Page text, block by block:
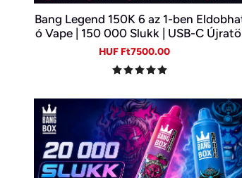
Bang Legend 150K 6 az 1-ben
ó Vape | 150 000 Slukk | USB-C
thető E-cigi | 6 Íz Egy Készülékben
Sale
HUF Ft7500.00